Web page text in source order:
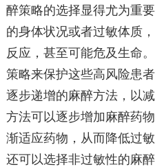
醉策略的选择显得尤为重
的身体状况或者过敏体质
反应，甚至可能危及生命
策略来保护这些高风险患
逐步递增的麻醉方法，以
方法可以逐步增加麻醉药
渐适应药物，从而降低过
还可以选择非过敏性的麻